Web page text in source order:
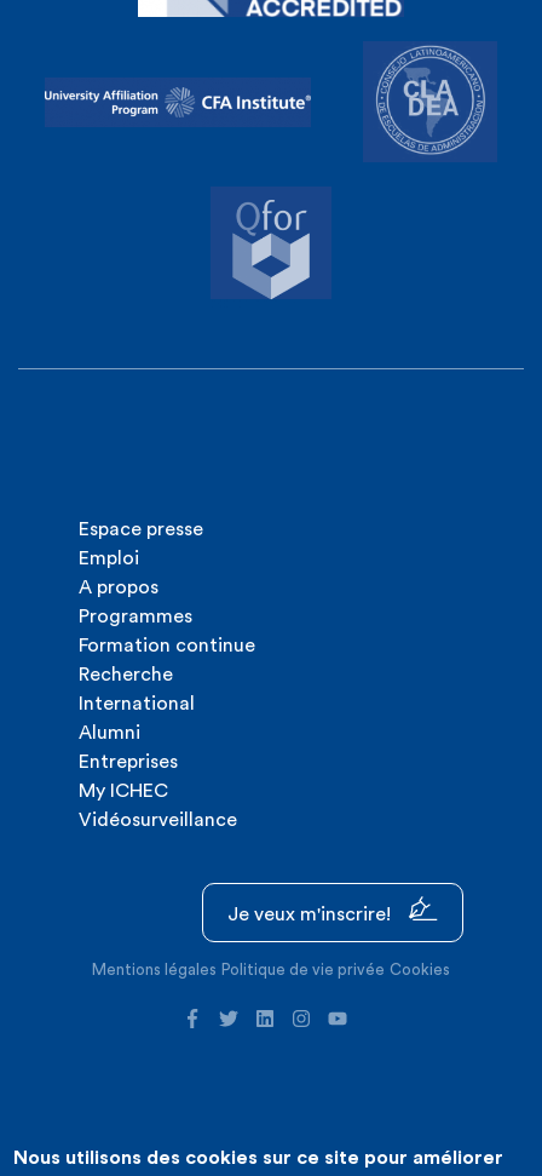
Espace presse
Emploi
A propos
Programmes
Formation continue
Recherche
International
Alumni
Entreprises
My ICHEC
Vidéosurveillance
Je veux m'inscrire!
Mentions légales Politique de vie privée Cookies
©2026 ICHEC |Création de site internet : Expansion
Nous utilisons des cookies sur ce site pour améliorer